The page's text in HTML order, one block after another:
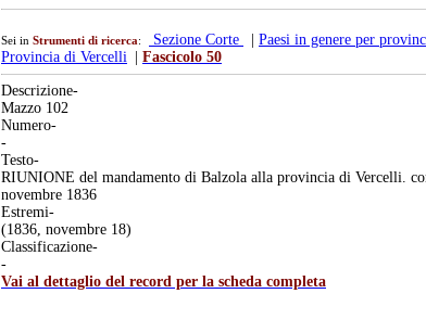
Sei in Strumenti di ricerca: Sezione Corte Paesi in genere per
Provincia di Vercelli
Fascicolo 50
Descrizione-
Mazzo 102
Numero-
-
Testo-
RIUNIONE del mandamento di Balzola alla provincia di Vercelli.
novembre 1836
Estremi-
(1836, novembre 18)
Classificazione-
-
Vai al dettaglio del record per la scheda completa